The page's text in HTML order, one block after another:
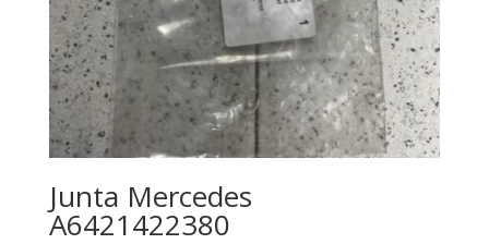
Junta Mercedes
A6421422380